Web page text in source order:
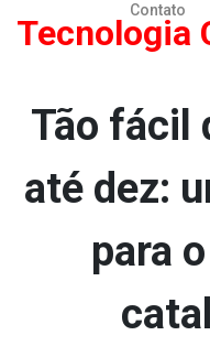
Contato
Tecnologia
Tão fácil
até dez:
para